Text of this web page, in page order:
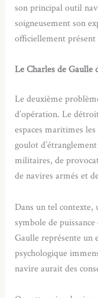
son principal outil
soigneusement son
officiellement présent
Le Charles de Gaulle
Le deuxième
d’opération. Le
espaces maritimes
goulot
militaires, de
de navires armés et
Dans un tel
symbole de
Gaulle représente
psychologique
navire aurait des